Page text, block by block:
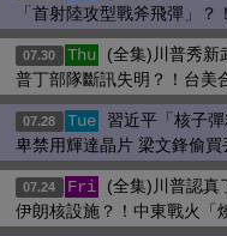
「首射陸攻型戰斧飛彈」？
07.30 Thu
(全集)川普秀新
普丁部隊斷訊失明？！台美
07.28 Tue
習近平「核子
卑禁用輝達晶片 梁文鋒偷
07.24 Fri
(全集)川普認真
伊朗核設施？！中東戰火「